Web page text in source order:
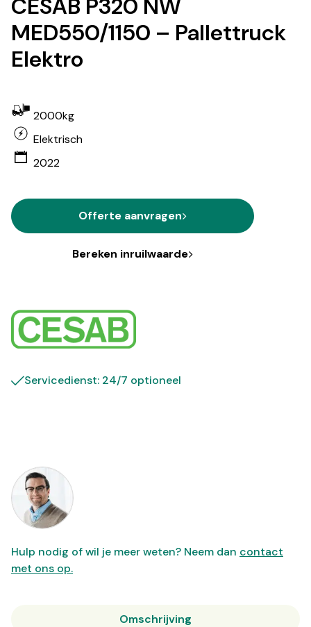
CESAB P320 NW
MED550/1150 – Pallettruck
Elektro
2000kg
Elektrisch
2022
Offerte aanvragen
Bereken inruilwaarde
Servicedienst: 24/7 optioneel
Hulp nodig of wil je meer weten? Neem dan contact
met ons op.
Omschrijving